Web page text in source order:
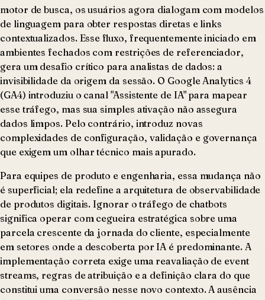
motor de busca, os usuários agora dialogam com modelos
de linguagem para obter respostas diretas e links
contextualizados. Esse fluxo, frequentemente iniciado em
ambientes fechados com restrições de referenciador,
gera um desafio crítico para analistas de dados: a
invisibilidade da origem da sessão. O Google Analytics 4
(GA4) introduziu o canal "Assistente de IA" para mapear
esse tráfego, mas sua simples ativação não assegura
dados limpos. Pelo contrário, introduz novas
complexidades de configuração, validação e governança
que exigem um olhar técnico mais apurado.
Para equipes de produto e engenharia, essa mudança não
é superficial; ela redefine a arquitetura de observabilidade
de produtos digitais. Ignorar o tráfego de chatbots
significa operar com cegueira estratégica sobre uma
parcela crescente da jornada do cliente, especialmente
em setores onde a descoberta por IA é predominante. A
implementação correta exige uma reavaliação de event
streams, regras de atribuição e a definição clara do que
constitui uma conversão nesse novo contexto. A ausência